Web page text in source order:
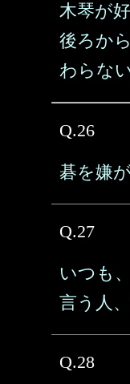
木琴が
後ろか
わらな
Q.26
碁を嫌
Q.27
いつも
言う人
Q.28